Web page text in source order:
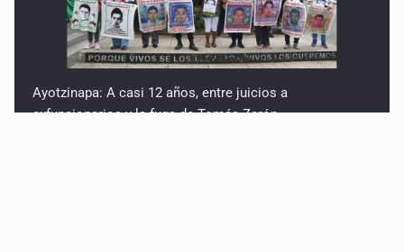
Ayotzinapa: A casi 12 años, entre juicios a
exfuncionarios y la fuga de Tomás Zerón